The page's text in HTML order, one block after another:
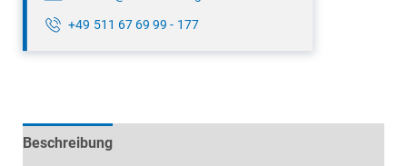
+49 511 67 69 99 - 177
Beschreibung